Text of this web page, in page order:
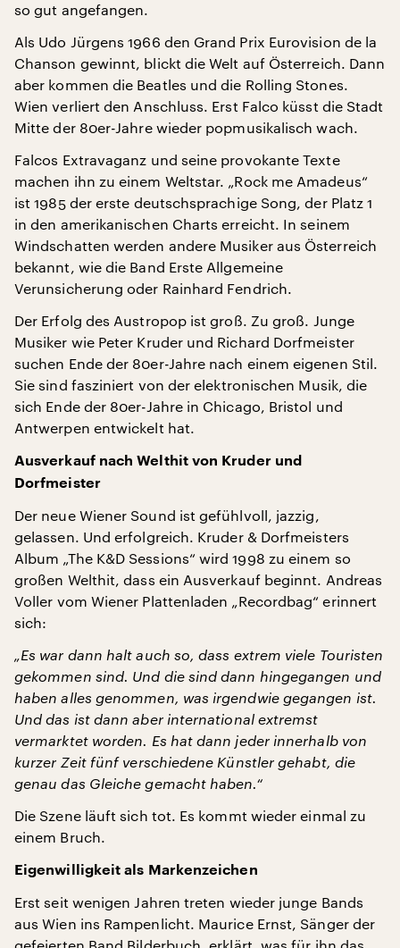
so gut angefangen.
Als Udo Jürgens 1966 den Grand Prix Eurovision de la
Chanson gewinnt, blickt die Welt auf Österreich. Dann
aber kommen die Beatles und die Rolling Stones.
Wien verliert den Anschluss. Erst Falco küsst die Stadt
Mitte der 80er-Jahre wieder popmusikalisch wach.
Falcos Extravaganz und seine provokante Texte
machen ihn zu einem Weltstar. „Rock me Amadeus“
ist 1985 der erste deutschsprachige Song, der Platz 1
in den amerikanischen Charts erreicht. In seinem
Windschatten werden andere Musiker aus Österreich
bekannt, wie die Band Erste Allgemeine
Verunsicherung oder Rainhard Fendrich.
Der Erfolg des Austropop ist groß. Zu groß. Junge
Musiker wie Peter Kruder und Richard Dorfmeister
suchen Ende der 80er-Jahre nach einem eigenen Stil.
Sie sind fasziniert von der elektronischen Musik, die
sich Ende der 80er-Jahre in Chicago, Bristol und
Antwerpen entwickelt hat.
Ausverkauf nach Welthit von Kruder und
Dorfmeister
Der neue Wiener Sound ist gefühlvoll, jazzig,
gelassen. Und erfolgreich. Kruder & Dorfmeisters
Album „The K&D Sessions“ wird 1998 zu einem so
großen Welthit, dass ein Ausverkauf beginnt. Andreas
Voller vom Wiener Plattenladen „Recordbag“ erinnert
sich:
„Es war dann halt auch so, dass extrem viele Touristen
gekommen sind. Und die sind dann hingegangen und
haben alles genommen, was irgendwie gegangen ist.
Und das ist dann aber international extremst
vermarktet worden. Es hat dann jeder innerhalb von
kurzer Zeit fünf verschiedene Künstler gehabt, die
genau das Gleiche gemacht haben.“
Die Szene läuft sich tot. Es kommt wieder einmal zu
einem Bruch.
Eigenwilligkeit als Markenzeichen
Erst seit wenigen Jahren treten wieder junge Bands
aus Wien ins Rampenlicht. Maurice Ernst, Sänger der